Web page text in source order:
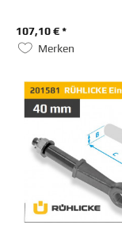
107,10 € *
Merken